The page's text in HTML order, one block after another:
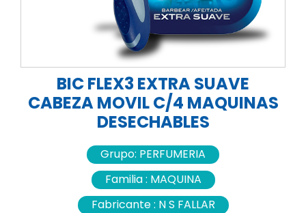
BIC FLEX3 EXTRA SUAVE
CABEZA MOVIL C/4 MAQUINAS
DESECHABLES
Grupo: PERFUMERIA
Familia : MAQUINA
Fabricante : N S FALLAR